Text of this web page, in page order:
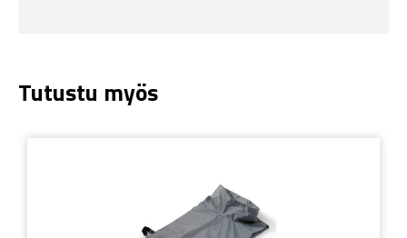
Tutustu myös